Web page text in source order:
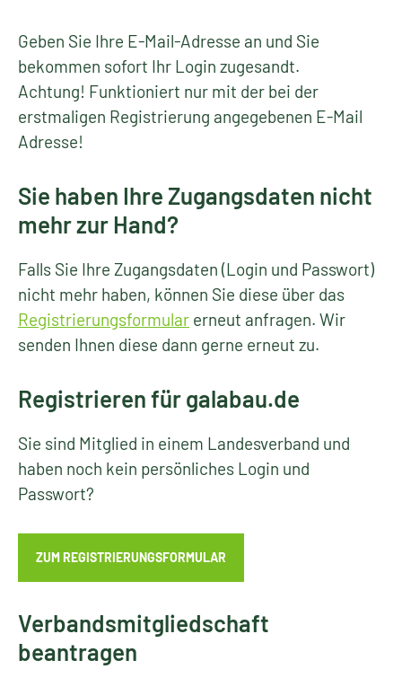
Geben Sie Ihre E-Mail-Adresse an und Sie
bekommen sofort Ihr Login zugesandt.
Achtung! Funktioniert nur mit der bei der
erstmaligen Registrierung angegebenen E-Mail
Adresse!
Sie haben Ihre Zugangsdaten nicht
mehr zur Hand?
Falls Sie Ihre Zugangsdaten (Login und Passwort)
nicht mehr haben, können Sie diese über das
Registrierungsformular erneut anfragen. Wir
senden Ihnen diese dann gerne erneut zu.
Registrieren für galabau.de
Sie sind Mitglied in einem Landesverband und
haben noch kein persönliches Login und
Passwort?
ZUM REGISTRIERUNGSFORMULAR
Verbandsmitgliedschaft
beantragen